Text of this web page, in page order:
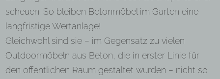
scheuen. So bleiben Betonmöbel im Garten eine
langfristige Wertanlage!
Gleichwohl sind sie – im Gegensatz zu vielen
Outdoormöbeln aus Beton, die in erster Linie für
den öffentlichen Raum gestaltet wurden – nicht so